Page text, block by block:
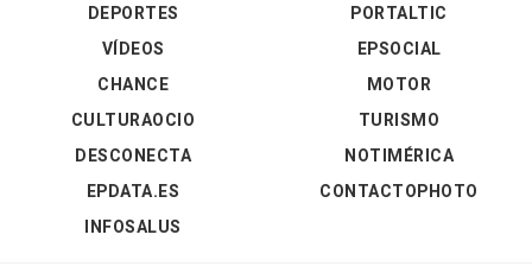
DEPORTES
VÍDEOS
PORTALTIC
EPSOCIAL
CHANCE
CULTURAOCIO
DESCONECTA
EPDATA.ES
INFOSALUS
MOTOR
TURISMO
NOTIMÉRICA
CONTACTOPHOTO